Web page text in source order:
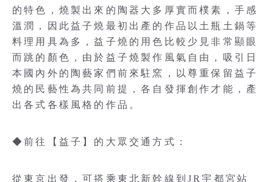
的特色，燒製出來的陶器大多厚實而樸素，手感
溫潤，因此益子燒最初出產的作品以土瓶土鍋等
料理用具為多，益子燒的用色比較少見非常顯眼
而跳的顏色，由於益子燒製作風氣自由，吸引日
本國內外的陶藝家們前來駐窯，以尊重保留益子
燒的民藝性為共同前提，各自發揮創作才能，產
出各式各樣風格的作品。
◆前往【益子】的大眾交通方式：
從東京出發，可搭乘東北新幹線到JR宇都宮站